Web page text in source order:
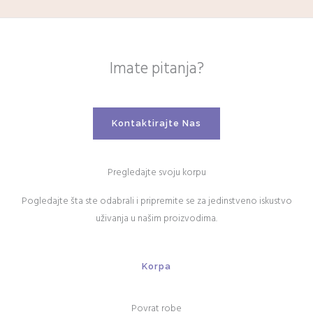
Imate pitanja?
Kontaktirajte Nas
Pregledajte svoju korpu
Pogledajte šta ste odabrali i pripremite se za jedinstveno iskustvo
uživanja u našim proizvodima.
Korpa
Povrat robe